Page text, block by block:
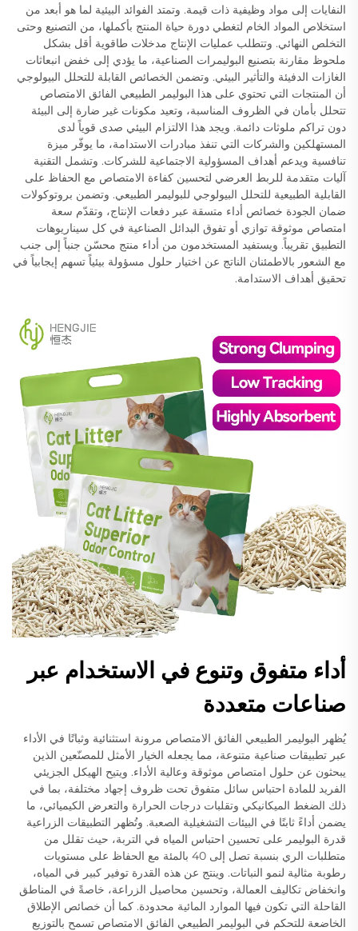
النفايات إلى مواد وظيفية ذات قيمة. وتمتد الفوائد البيئية لما هو أبعد من
استخلاص المواد الخام لتغطي دورة حياة المنتج بأكملها، من التصنيع وحتى
التخلص النهائي. وتتطلب عمليات الإنتاج مدخلات طاقوية أقل بشكل
ملحوظ مقارنة بتصنيع البوليمرات الصناعية، ما يؤدي إلى خفض انبعاثات
الغازات الدفيئة والتأثير البيئي. وتضمن الخصائص القابلة للتحلل البيولوجي
أن المنتجات التي تحتوي على هذا البوليمر الطبيعي الفائق الامتصاص
تتحلل بأمان في الظروف المناسبة، وتعيد مكونات غير ضارة إلى البيئة
دون تراكم ملوثات دائمة. ويجد هذا الالتزام البيئي صدى قوياً لدى
المستهلكين والشركات التي تنفذ مبادرات الاستدامة، ما يوفّر ميزة
تنافسية ويدعم أهداف المسؤولية الاجتماعية للشركات. وتشمل التقنية
آليات متقدمة للربط العرضي لتحسين كفاءة الامتصاص مع الحفاظ على
القابلية الطبيعية للتحلل البيولوجي للبوليمر الطبيعي. وتضمن بروتوكولات
ضمان الجودة خصائص أداء متسقة عبر دفعات الإنتاج، وتقدّم سعة
امتصاص موثوقة توازي أو تفوق البدائل الصناعية في كل سيناريوهات
التطبيق تقريباً. ويستفيد المستخدمون من أداء منتج محسّن جنباً إلى جنب
مع الشعور بالاطمئنان الناتج عن اختيار حلول مسؤولة بيئياً تسهم إيجابياً في
تحقيق أهداف الاستدامة.
أداء متفوق وتنوع في الاستخدام عبر
صناعات متعددة
يُظهر البوليمر الطبيعي الفائق الامتصاص مرونة استثنائية وثباتًا في الأداء
عبر تطبيقات صناعية متنوعة، مما يجعله الخيار الأمثل للمصنّعين الذين
يبحثون عن حلول امتصاص موثوقة وعالية الأداء. ويتيح الهيكل الجزيئي
الفريد للمادة احتباس سائل متفوق تحت ظروف إجهاد مختلفة، بما في
ذلك الضغط الميكانيكي وتقلبات درجات الحرارة والتعرض الكيميائي، ما
يضمن أداءً ثابتًا في البيئات التشغيلية الصعبة. وتُظهر التطبيقات الزراعية
قدرة البوليمر على تحسين احتباس المياه في التربة، حيث تقلل من
متطلبات الري بنسبة تصل إلى 40 بالمئة مع الحفاظ على مستويات
رطوبة مثالية لنمو النباتات. وينتج عن هذه القدرة توفير كبير في المياه،
وانخفاض تكاليف العمالة، وتحسين محاصيل الزراعة، خاصةً في المناطق
القاحلة التي تكون فيها الموارد المائية محدودة. كما أن خصائص الإطلاق
الخاضعة للتحكم في البوليمر الطبيعي الفائق الامتصاص تسمح بالتوزيع